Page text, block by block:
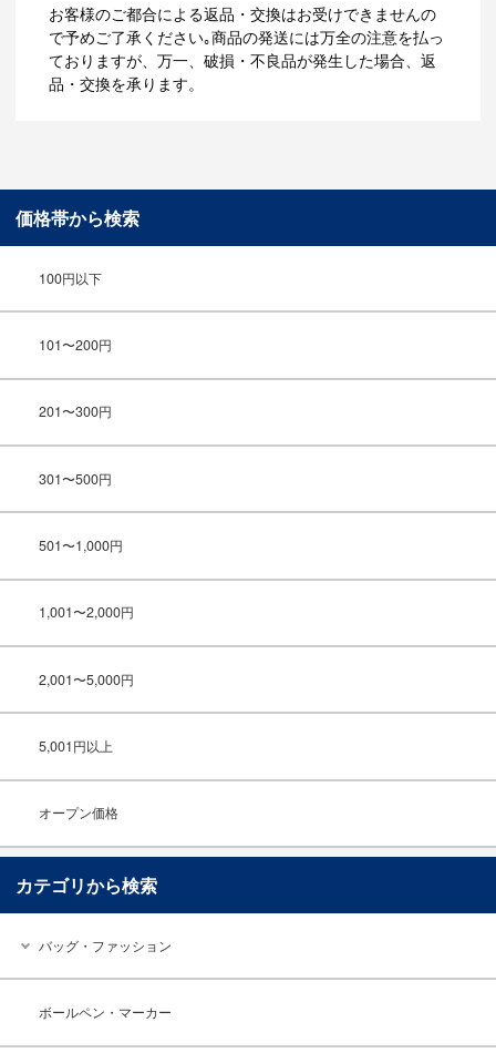
お客様のご都合による返品・交換はお受けできませんの
で予めご了承ください｡商品の発送には万全の注意を払っ
ておりますが、万一、破損・不良品が発生した場合、返
品・交換を承ります。
価格帯から検索
100円以下
101〜200円
201〜300円
301〜500円
501〜1,000円
1,001〜2,000円
2,001〜5,000円
5,001円以上
オープン価格
カテゴリから検索
バッグ・ファッション
ボールペン・マーカー